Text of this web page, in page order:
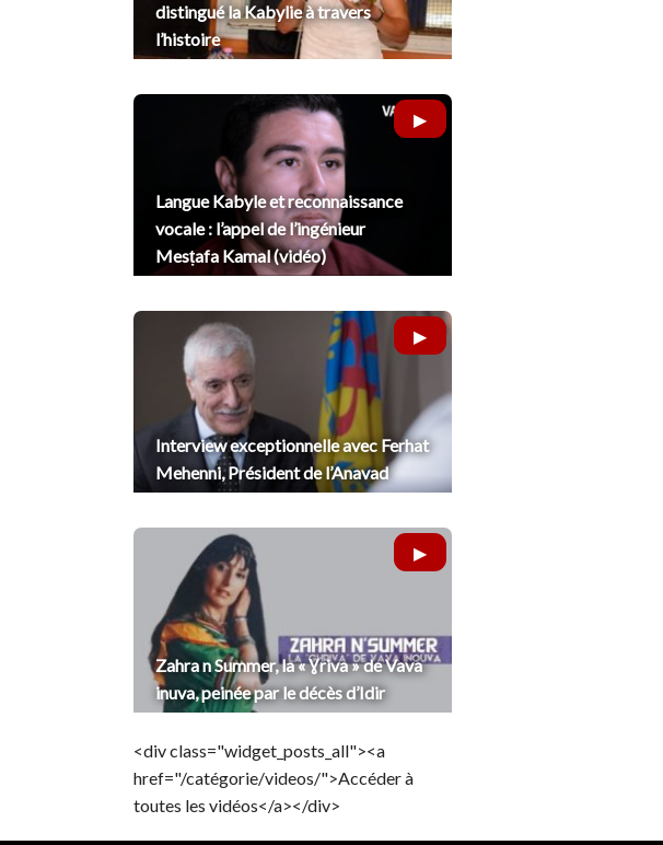
distingué la Kabylie à travers
l’histoire
Langue Kabyle et reconnaissance
vocale : l’appel de l’ingénieur
Mesṭafa Kamal (vidéo)
Interview exceptionnelle avec Ferhat
Mehenni, Président de l’Anavad
Zahra n Summer, la « Ɣriva » de Vava
inuva, peinée par le décès d’Idir
<div class="widget_posts_all"><a
href="/catégorie/videos/">Accéder à
toutes les vidéos</a></div>